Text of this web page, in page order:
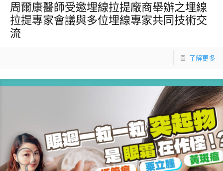
周爾康醫師受邀埋線拉提廠商舉辦之埋線
拉提專家會議與多位埋線專家共同技術交
流
了解更多